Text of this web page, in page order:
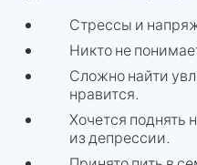
Стрессы и
Никто не
Сложно найти
нравится.
Хочется поднять
из депрессии.